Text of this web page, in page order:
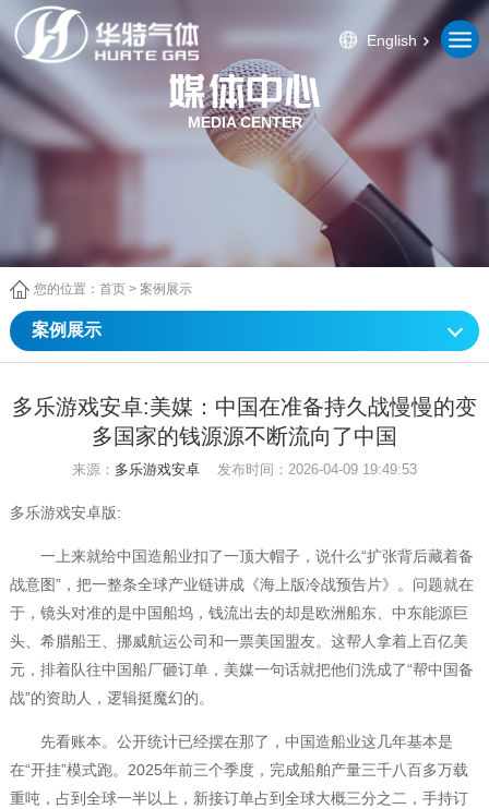
English
MEDIA CENTER
您的位置： 首页> 案例展示
案例展示
多乐游戏安卓:美媒：中国在准备持久战慢慢的变
多国家的钱源源不断流向了中国
来源： 多乐游戏安卓 发布时间：2026-04-09 19:49:53
多乐游戏安卓版:
一上来就给中国造船业扣了一顶大帽子，说什么“扩张背后藏着备
战意图”，把一整条全球产业链讲成《海上版冷战预告片》。问题就在
于，镜头对准的是中国船坞，钱流出去的却是欧洲船东、中东能源巨
头、希腊船王、挪威航运公司和一票美国盟友。这帮人拿着上百亿美
元，排着队往中国船厂砸订单，美媒一句话就把他们洗成了“帮中国备
战”的资助人，逻辑挺魔幻的。
先看账本。公开统计已经摆在那了，中国造船业这几年基本是
在“开挂”模式跑。2025年前三个季度，完成船舶产量三千八百多万载
重吨，占到全球一半以上，新接订单占到全球大概三分之二，手持订